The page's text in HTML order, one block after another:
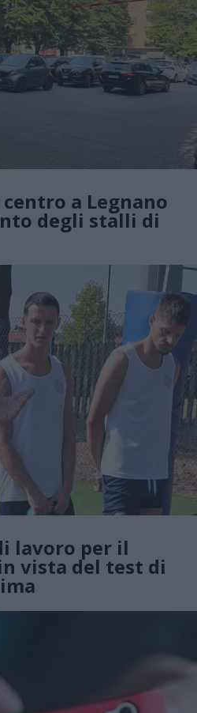
a Legnano
degli stalli di
lavoro per il
vista del test di